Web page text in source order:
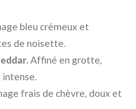
bleu crémeux et
de noisette.
Affiné en grotte,
frais de chèvre, doux et